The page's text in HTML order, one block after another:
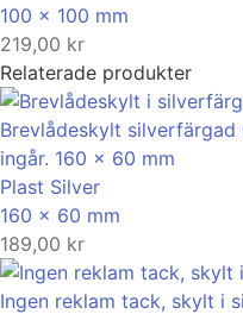
100 x 100 mm
219,00 kr
Relaterade produkter
Brevlådeskylt
ingår. 160 x 60 mm
Plast Silver
160 x 60 mm
189,00 kr
Ingen reklam tack, skylt i